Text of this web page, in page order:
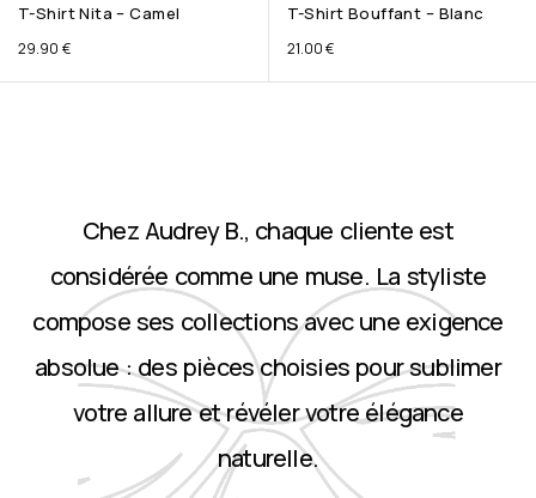
T-Shirt Nita – Camel
29.90 €
T-Shirt Bouffant – Blanc
21.00€
Chez Audrey B., chaque cliente est
considérée comme une muse. La styliste
compose ses collections avec une exigence
absolue : des pièces choisies pour sublimer
votre allure et révéler votre élégance
naturelle.